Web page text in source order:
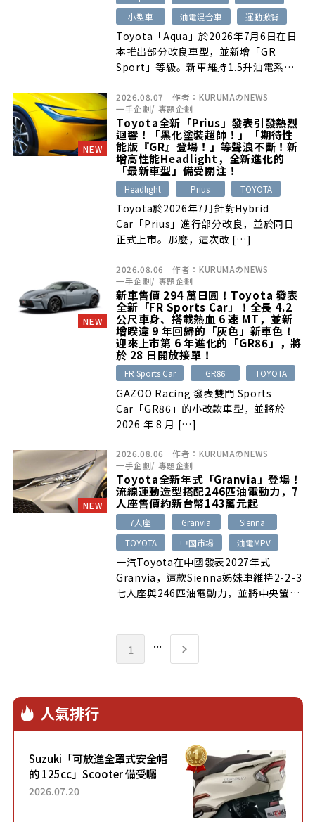
小型車
油電混合車 運動掀背
Toyota「Aqua」於2026年7月6日在日
本推出部分改良車型，並新增「GR
Sport」等級。新車維持1.5升油電系統
屬懸吊與轉向控制提升操控；一般Aqua
車型也同步強化座椅、後座扶手與寒冷地
配備。
NEW
2026.08.07 作者： KURUMAのNEWS
一手企劃/ 專題企劃
Toyota全新「Prius」發表引發熱烈
迴響！「黑化塗裝超帥！」「期待性
能版『GR』登場！」等聲浪不斷！新
增高性能Headlight，全新進化的
「最新車型」備受關注！
Headlight Prius TOYOTA
Toyota於2026年7月針對Hybrid
Car「Prius」進行部分改良，並於同日
正式上市。那麼，這次改 […]
NEW
2026.08.06 作者： KURUMAのNEWS
一手企劃/ 專題企劃
新車售價 294 萬日圓！Toyota 發表
全新「FR Sports Car」！全長 4.2
公尺車身、搭載熱血 6 速 MT，並新
增睽違 9 年回歸的「灰色」新車色！
迎來上市第 6 年進化的「GR86」，將
於 28 日開放接單！
FR Sports Car GR86 TOYOTA
GAZOO Racing 發表雙門 Sports
Car「GR86」的小改款車型，並將於
2026 年 8 月 […]
NEW
2026.08.06 作者： KURUMAのNEWS
一手企劃/ 專題企劃
Toyota全新年式「Granvia」登場！
流線運動造型搭配246匹油電動力，7
人座售價約新台幣143萬元起
7人座 Granvia
Sienna
TOYOTA
中國市場 油電MPV
一汽Toyota在中國發表2027年式
Granvia，這款Sienna姊妹車維持2-2-3
七人座與246匹油電動力，並將中央螢幕
椅。
1 ...
人氣排行
Suzuki「可放進全罩式安全帽
的 125cc」Scooter 備受矚
目！採用全新流線設計與各項
2026.07.20